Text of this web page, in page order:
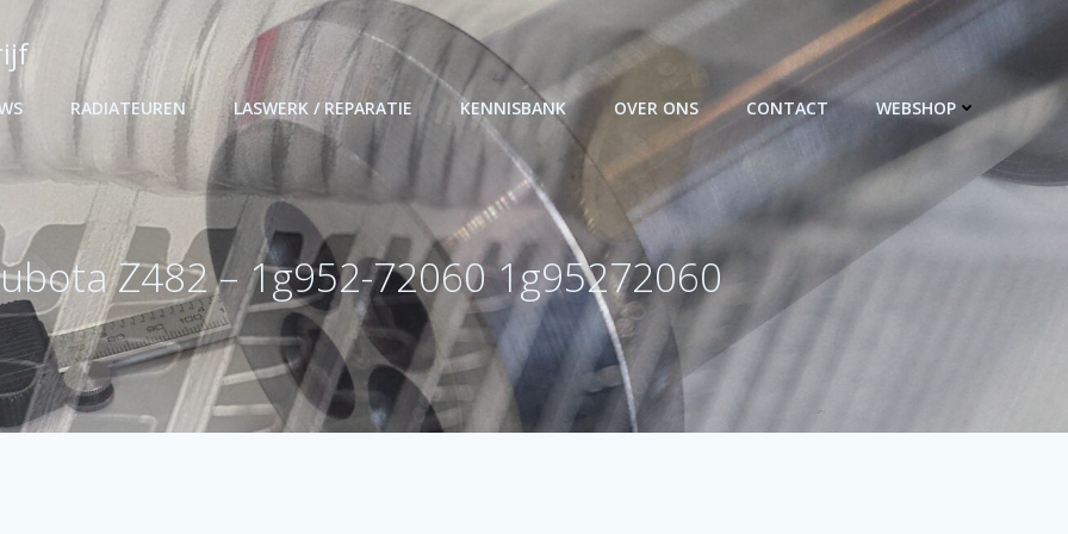
RADIATEUREN LASWERK / REPARATIE KENNISBANK OVER ONS CONTACT WEBSHOP
Z482 – 1g952-72060 1g95272060